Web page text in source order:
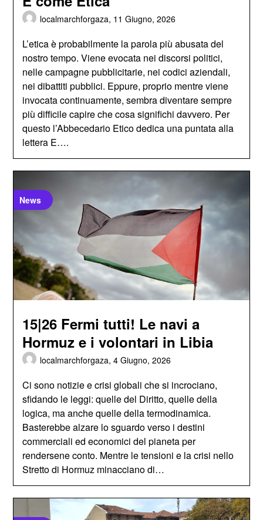
localmarchforgaza, 11 Giugno, 2026
L’etica è probabilmente la parola più abusata del
nostro tempo. Viene evocata nei discorsi politici,
nelle campagne pubblicitarie, nei codici aziendali,
nei dibattiti pubblici. Eppure, proprio mentre viene
invocata continuamente, sembra diventare sempre
più difficile capire che cosa significhi davvero. Per
questo l’Abbecedario Etico dedica una puntata alla
lettera E….
News
15|26 Fermi tutti! Le navi a
Hormuz e i volontari in Libia
localmarchforgaza,4 Giugno, 2026
Ci sono notizie e crisi globali che si incrociano,
sfidando le leggi: quelle del Diritto, quelle della
logica, ma anche quelle della termodinamica.
Basterebbe alzare lo sguardo verso i destini
commerciali ed economici del pianeta per
rendersene conto. Mentre le tensioni e la crisi nello
Stretto di Hormuz minacciano di…